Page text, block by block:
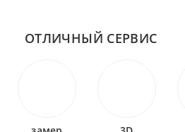
ОТЛИЧНЫЙ СЕРВИС